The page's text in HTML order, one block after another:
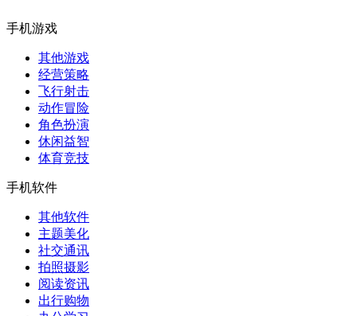
手机游戏
其他游戏
经营策略
飞行射击
动作冒险
角色扮演
休闲益智
体育竞技
手机软件
其他软件
主题美化
社交通讯
拍照摄影
阅读资讯
出行购物